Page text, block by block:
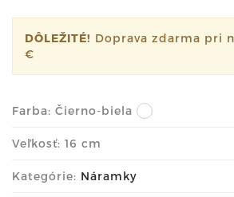
DÔLEŽITÉ! Doprava zdarma pri
€
Farba: Čierno-biela
Veľkosť: 16 cm
Kategórie: Náramky